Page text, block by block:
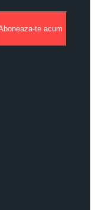
te acum